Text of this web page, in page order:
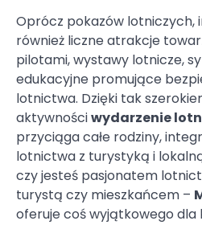
Oprócz pokazów lotniczych,
również liczne atrakcje
pilotami, wystawy lotnicze,
edukacyjne promujące
lotnictwa. Dzięki tak
aktywnościwydarzenie
przyciąga całe rodziny,
lotnictwa z turystyką i
czy jesteś pasjonatem
turystą czy mieszkańcem –
oferuje coś wyjątkowego dla